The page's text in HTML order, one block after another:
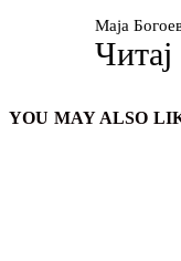
Маја
Читај
YOU MAY ALSO